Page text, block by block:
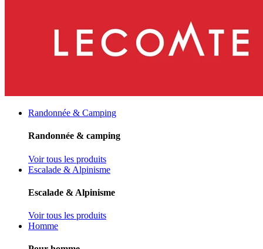
Randonnée & Camping
Randonnée & camping
Voir tous les produits
Escalade & Alpinisme
Escalade & Alpinisme
Voir tous les produits
Homme